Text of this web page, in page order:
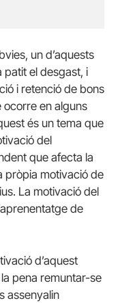
un d’aquests
patit el desgast, i
i retenció de bons
ocorre en alguns
és un tema que
del
que afecta la
pròpia motivació de
La motivació del
de
d’aquest
pena remuntar-se
assenyalin